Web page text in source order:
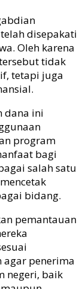
disepakati
Oleh karena
tidak
tetapi juga
dana ini
program
bagi
salah satu
bidang.
pemantauan
agar penerima
negeri, baik